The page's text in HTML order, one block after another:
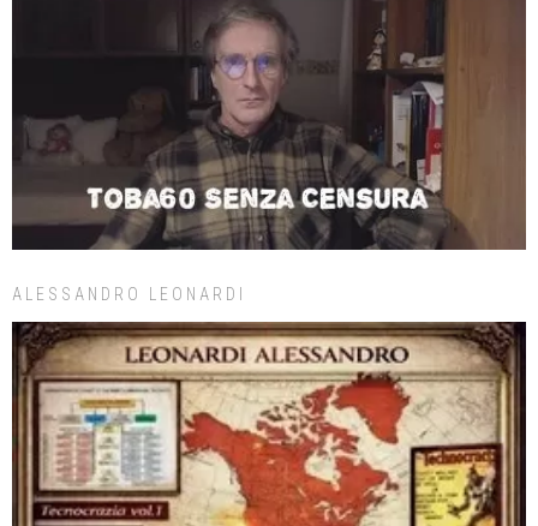
ALESSANDRO LEONARDI